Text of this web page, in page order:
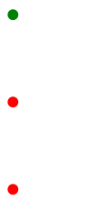
●
●
●